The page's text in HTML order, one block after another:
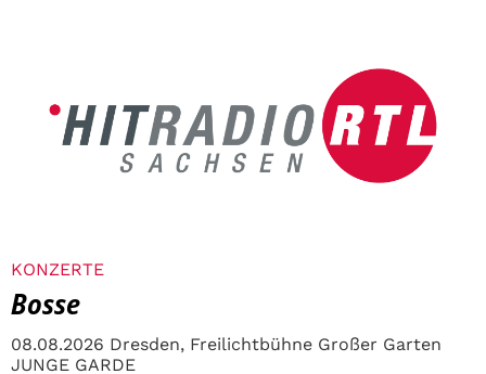
KONZERTE
Bosse
08.08.2026 Dresden, Freilichtbühne Großer Garten
JUNGE GARDE